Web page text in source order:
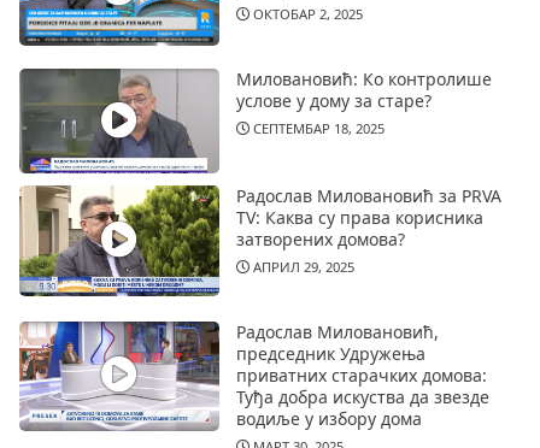
ОКТОБАР 2, 2025
Миловановић: Ко контролише
услове у дому за старе?
СЕПТЕМБАР 18, 2025
Радослав Миловановић за PRVA
TV: Каква су права корисника
затворених домова?
АПРИЛ 29, 2025
Радослав Миловановић,
председник Удружења
приватних старачких домова:
Туђа добра искуства да звезде
водиље у избору дома